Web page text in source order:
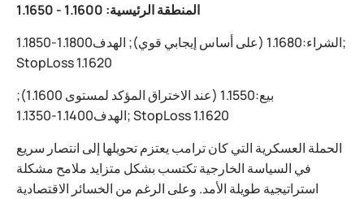
المنطقة الرئيسية: 1.1600 - 1.1650
الشراء:1.1680 (على أساس إيجابي قوي); الهدف1.1800-1.1850;
StopLoss 1.1620
بيع:1.1550 (عند الاختراق المؤكد لمستوى 1.1600);
الهدف1.1400-1.1350; StopLoss 1.1620
الحملة العسكرية التي كان ترامب يعتزم تحويلها إلى انتصار سريع
في السياسة الخارجية تكتسب بشكل متزايد ملامح مشكلة
استراتيجية طويلة الأمد. وعلى الرغم من الخسائر الاقتصادية